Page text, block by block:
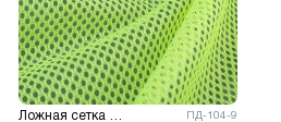
Ложная сетка 60 гр/м.кв. ПД-104-9